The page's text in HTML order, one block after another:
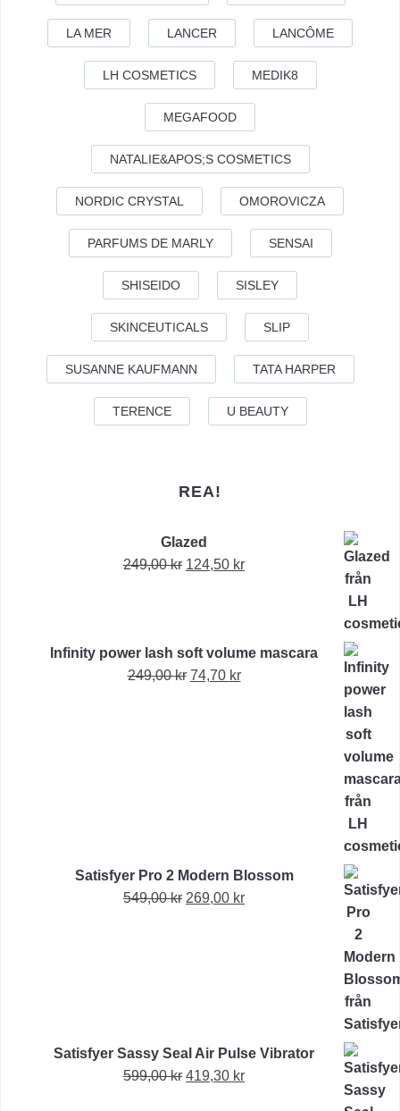
LA MER LANCER LANCÔME
LH COSMETICS MEDIK8
MEGAFOOD
NATALIE&APOS;S COSMETICS
NORDIC CRYSTAL OMOROVICZA
PARFUMS DE MARLY SENSAI
SHISEIDO SISLEY
SKINCEUTICALS SLIP
SUSANNE KAUFMANN TATA HARPER
TERENCE U BEAUTY
REA!
Glazed
249,00kr Det
249,00 kr.
124,50 krDet
124,50 kr.
Infinity power lash soft volume mascara
249,00kr Det
74,70 krDet
Satisfyer Pro 2 Modern Blossom
549,00kr Det
269,00 krDet
Satisfyer Sassy Seal Air Pulse Vibrator
599,00kr Det
419,30 krDet